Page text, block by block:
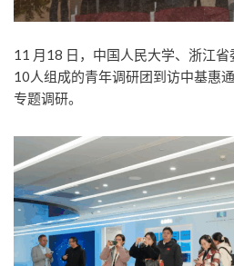
11 月18 日，中国人民大学、浙江
10人组成的青年调研团到访中基惠
专题调研。